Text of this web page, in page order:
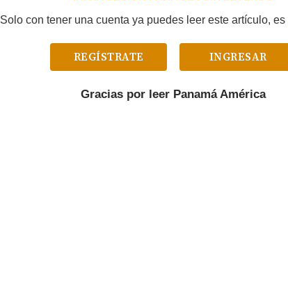
Solo con tener una cuenta ya puedes leer este artículo, es
REGÍSTRATE INGRESAR
Gracias por leer Panamá América